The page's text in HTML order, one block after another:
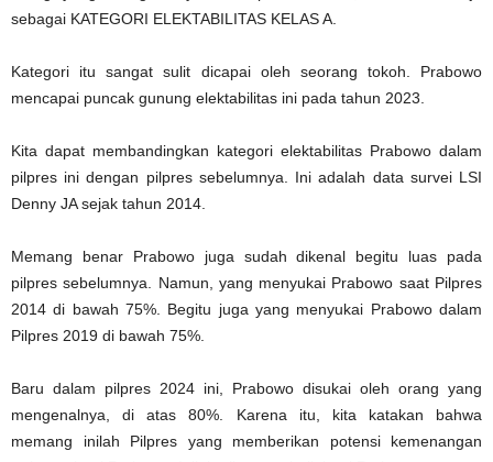
sebagai KATEGORI ELEKTABILITAS KELAS A.
Kategori itu sangat sulit dicapai oleh seorang tokoh. Prabowo
mencapai puncak gunung elektabilitas ini pada tahun 2023.
Kita dapat membandingkan kategori elektabilitas Prabowo dalam
pilpres ini dengan pilpres sebelumnya. Ini adalah data survei LSI
Denny JA sejak tahun 2014.
Memang benar Prabowo juga sudah dikenal begitu luas pada
pilpres sebelumnya. Namun, yang menyukai Prabowo saat Pilpres
2014 di bawah 75%. Begitu juga yang menyukai Prabowo dalam
Pilpres 2019 di bawah 75%.
Baru dalam pilpres 2024 ini, Prabowo disukai oleh orang yang
mengenalnya, di atas 80%. Karena itu, kita katakan bahwa
memang inilah Pilpres yang memberikan potensi kemenangan